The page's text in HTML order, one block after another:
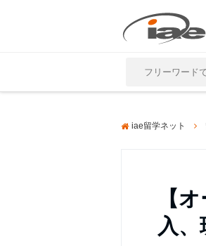
iae留学ネット
【
入